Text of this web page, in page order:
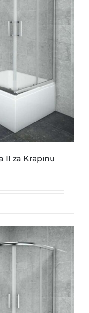
II za Krapinu